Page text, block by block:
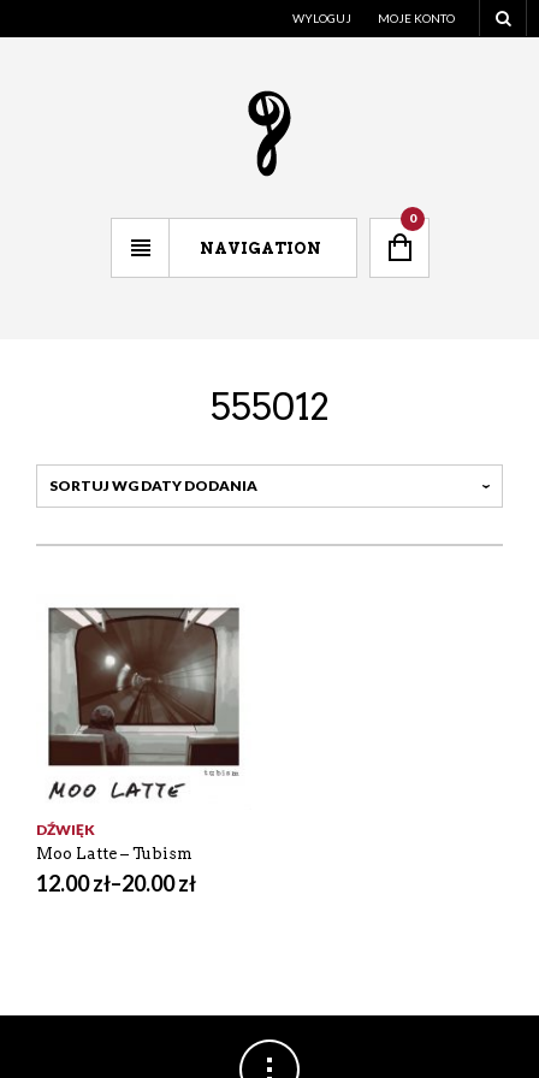
WYLOGUJ MOJE KONTO
NAVIGATION
0
555012
DŹWIĘK
Moo Latte – Tubism
12.00zł–20.00zł